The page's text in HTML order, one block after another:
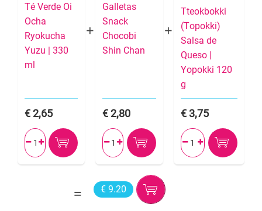
Té Verde Oi
Ocha
Ryokucha
Yuzu | 330
ml
2,65
 
Galletas
Snack
Chocobi
Shin Chan
2,80
 
Tteokbokki
(Topokki)
Salsa de
Queso |
Yopokki 120
g
3,75
 
€ 9.20